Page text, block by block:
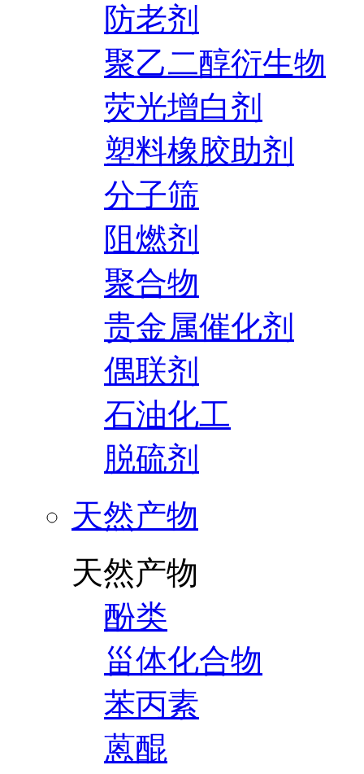
防老剂
聚乙二醇衍生物
荧光增白剂
塑料橡胶助剂
分子筛
阻燃剂
聚合物
贵金属催化剂
偶联剂
石油化工
脱硫剂
天然产物
天然产物
酚类
甾体化合物
苯丙素
蒽醌